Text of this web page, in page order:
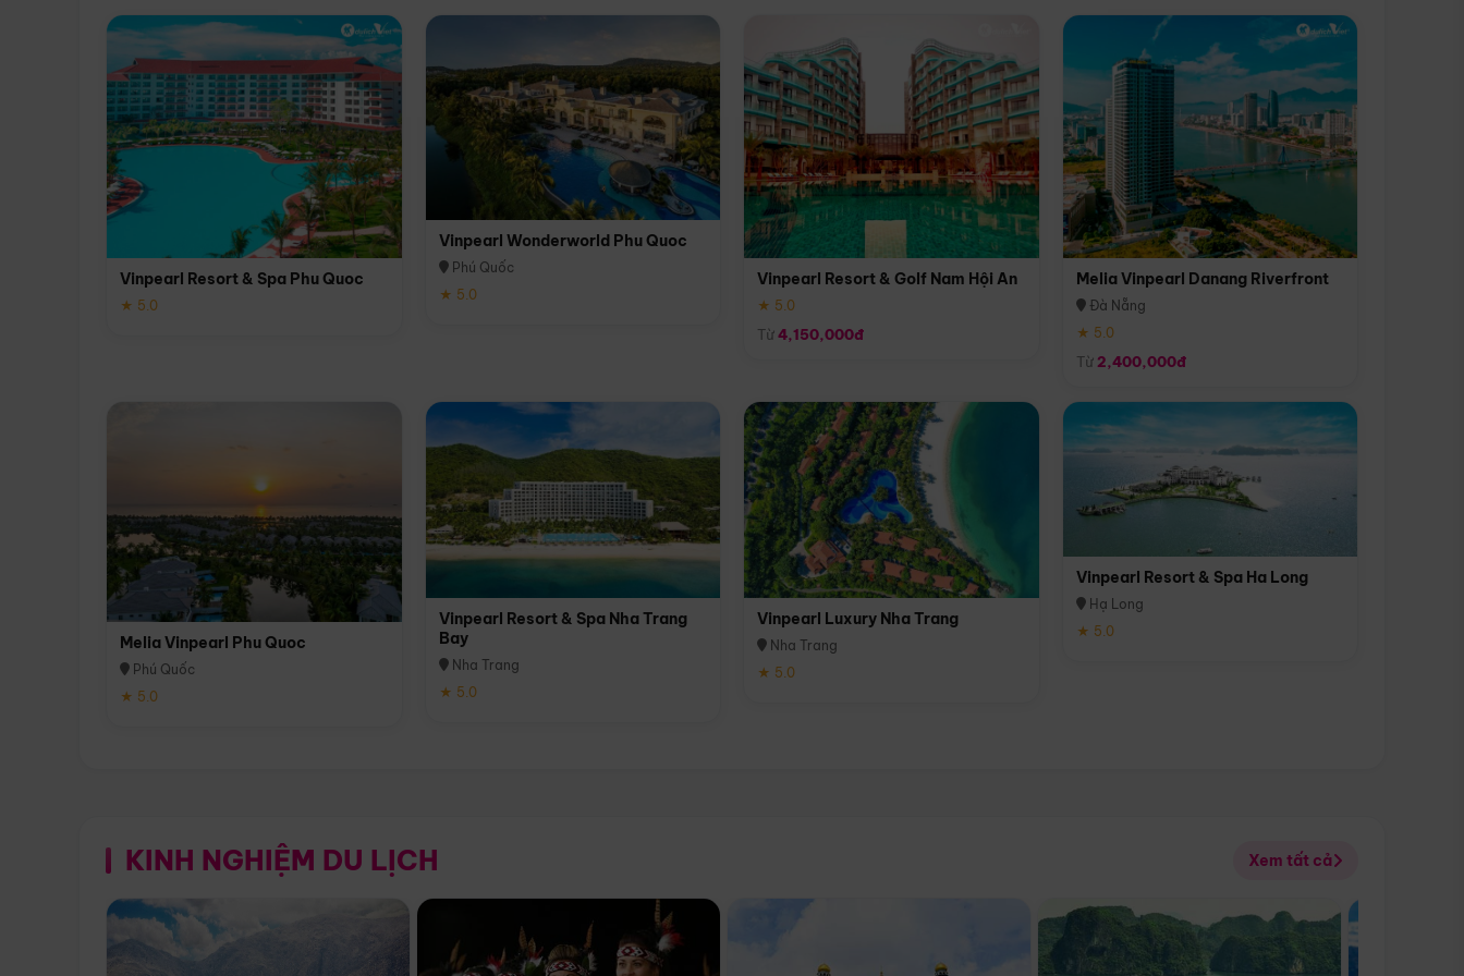
Vinpearl Resort & Spa Phu Quoc
★ 5.0
Vinpearl Wonderworld Phu Quoc
Phú Quốc
★ 5.0
Vinpearl Resort & Golf Nam Hội An
★ 5.0
Từ4,150,000đ
Melia Vinpearl Danang Riverfront
Đà Nẵng
★ 5.0
Từ 2,400,000đ
Melia Vinpearl Phu Quoc
Phú Quốc
★ 5.0
Vinpearl Resort & Spa Nha Trang
Bay
Nha Trang
★ 5.0
Vinpearl Luxury Nha Trang
Nha Trang
★ 5.0
Vinpearl Resort & Spa Ha Long
Hạ Long
★ 5.0
KINH NGHIỆM DU LỊCH Xem tất cả